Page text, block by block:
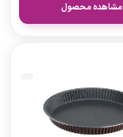
مشاهده محصول